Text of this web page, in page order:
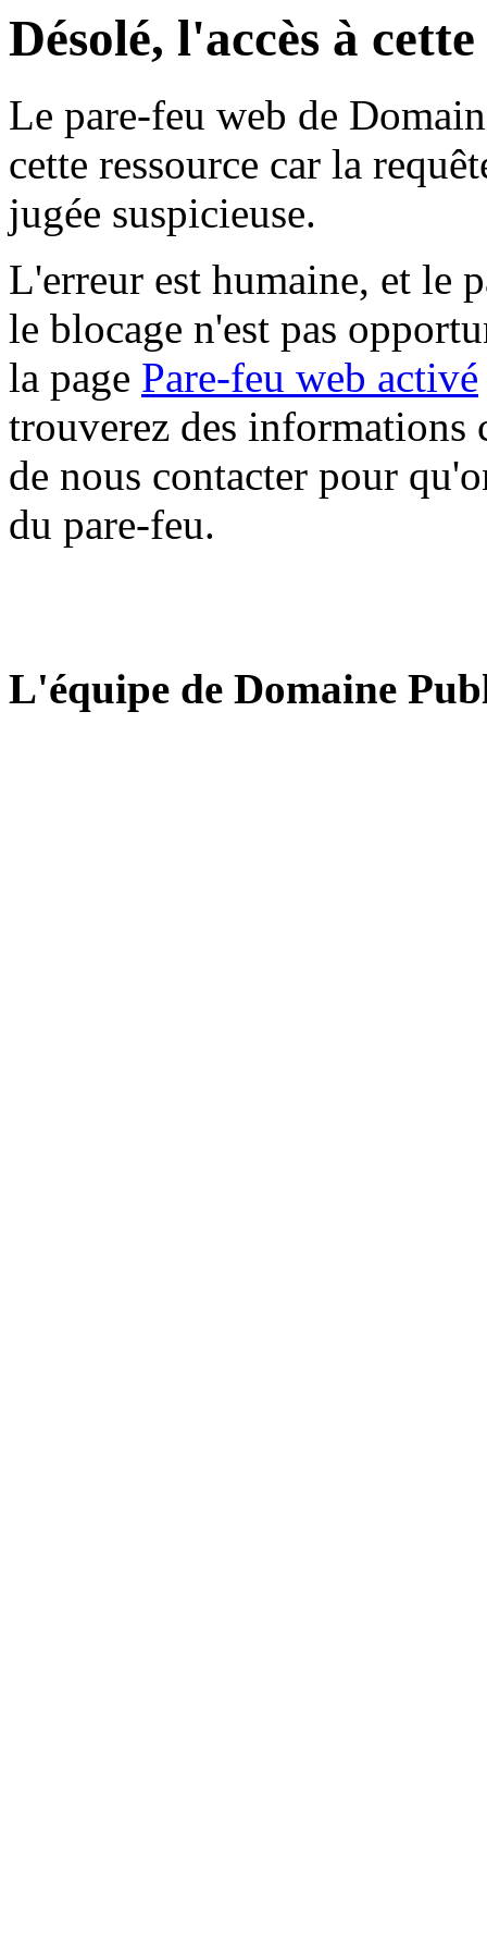
Désolé, l'accès à
Le pare-feu web de
cette ressource car la
jugée suspicieuse.
L'erreur est humaine, et le
le blocage n'est pas
la page Pare-feu web activé
trouverez des informations
de nous contacter pour
du pare-feu.
L'équipe de Domaine